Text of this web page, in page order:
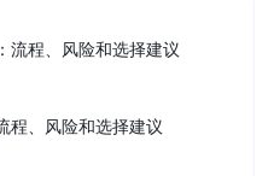
流程、风险和选择建议
程、风险和选择建议